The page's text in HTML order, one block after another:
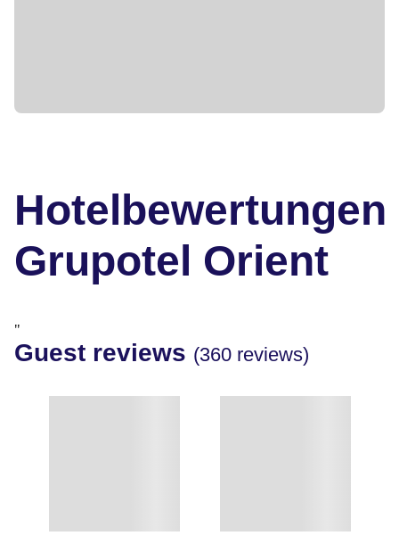
Hotelbewertungen
Grupotel Orient
"
Guest reviews (360 reviews)